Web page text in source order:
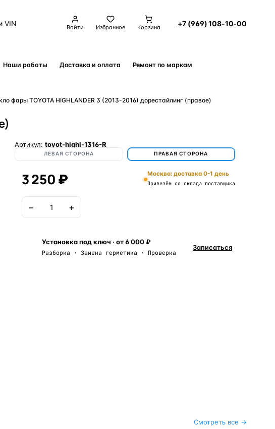
Войти Избранное Корзина +7 (969) 108-10-00
Наши работы Доставка и оплата Ремонт по маркам
фары TOYOTA HIGHLANDER 3 (2013-2016) дорестайлинг (правое)
Артикул: toyot-highl-1316-R
ЛЕВАЯ СТОРОНА ПРАВАЯ СТОРОНА
3 250 ₽ Москва: доставка 0-1 день
Привезём со склада поставщика
− +
Установка под ключ · от 6 000 ₽
Разборка · Замена герметика · Проверка
Записаться
Смотреть все →